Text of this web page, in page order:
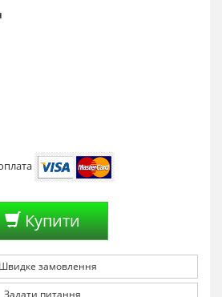
Купити
замовлення
Задати питання